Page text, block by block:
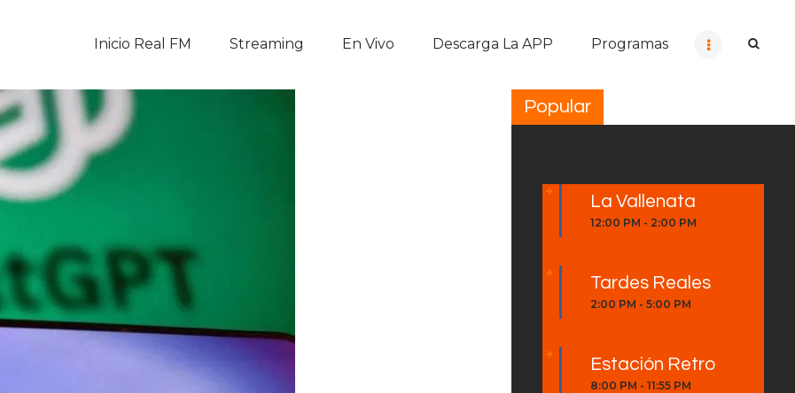
Inicio Real FM Streaming En Vivo Descarga La APP Programas
En Vivo
Descarga La APP
Programas
Noticias
Equipo
Sobre Nosotros
Popular
La Vallenata
12:00 PM - 2:00 PM
Tardes Reales
2:00 PM -5:00 PM
Estación Retro
8:00 PM -11:55 PM